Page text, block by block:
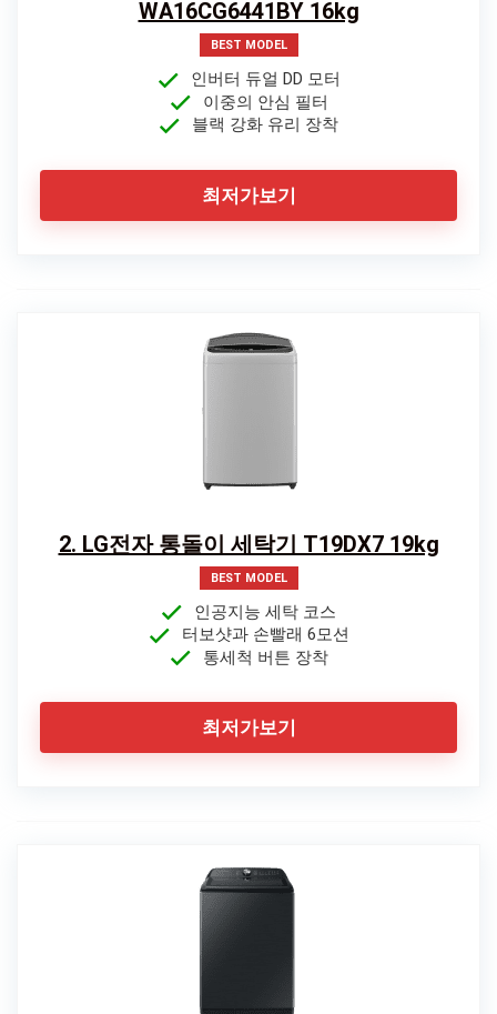
WA16CG6441BY 16kg
BEST MODEL
인버터 듀얼 DD 모터
이중의 안심 필터
블랙 강화 유리 장착
최저가보기
2. LG전자 통돌이 세탁기 T19DX7 19kg
BEST MODEL
인공지능 세탁 코스
터보샷과 손빨래 6모션
통세척 버튼 장착
최저가보기